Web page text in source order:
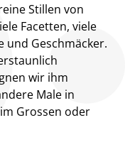
Stillen von
Facetten, viele
und Geschmäcker.
wir ihm
Male in
Grossen oder